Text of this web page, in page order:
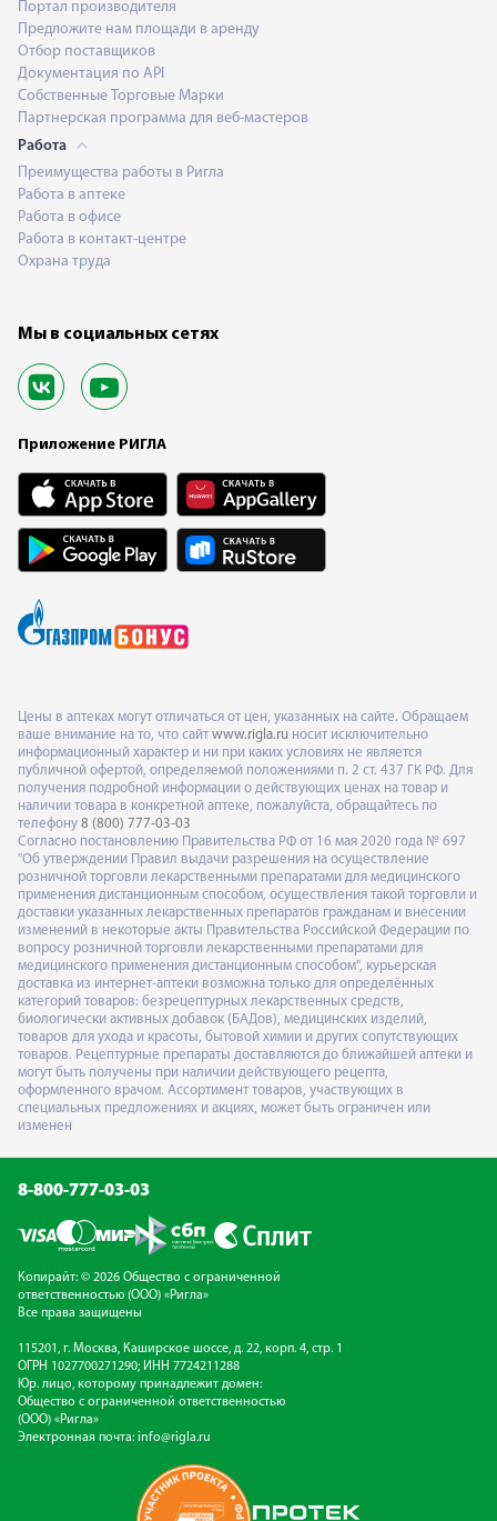
Портал производителя
Предложите нам площади в аренду
Отбор поставщиков
Документация по API
Собственные Торговые Марки
Партнерская программа для веб-мастеров
Работа
Преимущества работы в Ригла
Работа в аптеке
Работа в офисе
Работа в контакт-центре
Охрана труда
Мы в социальных сетях
Приложение РИГЛА
Цены в аптеках могут отличаться от цен, указанных на сайте. Обращаем
ваше внимание на то, что сайт www.rigla.ru носит исключительно
информационный характер и ни при каких условиях не является
публичной офертой, определяемой положениями п. 2 ст. 437 ГК РФ. Для
получения подробной информации о действующих ценах на товар и
наличии товара в конкретной аптеке, пожалуйста, обращайтесь по
телефону 8 (800) 777-03-03
Согласно постановлению Правительства РФ от 16 мая 2020 года № 697
"Об утверждении Правил выдачи разрешения на осуществление
розничной торговли лекарственными препаратами для медицинского
применения дистанционным способом, осуществления такой торговли и
доставки указанных лекарственных препаратов гражданам и внесении
изменений в некоторые акты Правительства Российской Федерации по
вопросу розничной торговли лекарственными препаратами для
медицинского применения дистанционным способом", курьерская
доставка из интернет-аптеки возможна только для определённых
категорий товаров: безрецептурных лекарственных средств,
биологически активных добавок (БАДов), медицинских изделий,
товаров для ухода и красоты, бытовой химии и других сопутствующих
товаров. Рецептурные препараты доставляются до ближайшей аптеки и
могут быть получены при наличии действующего рецепта,
оформленного врачом. Ассортимент товаров, участвующих в
специальных предложениях и акциях, может быть ограничен или
изменен
8-800-777-03-03
Копирайт: © 2026 Общество с ограниченной
ответственностью (ООО) «Ригла»
Все права защищены
115201, г. Москва, Каширское шоссе, д. 22, корп. 4, стр. 1
ОГРН 1027700271290; ИНН 7724211288
Юр. лицо, которому принадлежит домен:
Общество с ограниченной ответственностью
(ООО) «Ригла»
Электронная почта: info@rigla.ru